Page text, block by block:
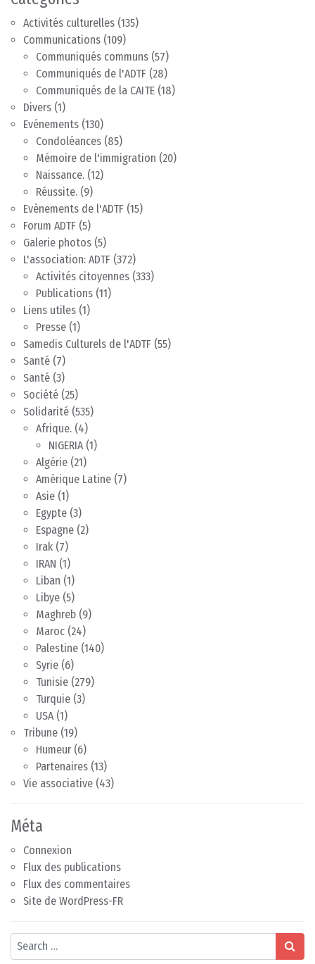
Activités culturelles (135)
Communications (109)
Communiqués communs (57)
Communiqués de l'ADTF (28)
Communiqués de la CAITE (18)
Divers (1)
Evénements (130)
Condoléances (85)
Mémoire de l'immigration (20)
Naissance. (12)
Réussite. (9)
Evènements de l'ADTF (15)
Forum ADTF (5)
Galerie photos (5)
L'association: ADTF (372)
Activités citoyennes (333)
Publications (11)
Liens utiles (1)
Presse (1)
Samedis Culturels de l'ADTF (55)
Santé (7)
Santé (3)
Société (25)
Solidarité (535)
Afrique. (4)
NIGERIA(1)
Algérie (21)
Amérique Latine (7)
Asie (1)
Egypte (3)
Espagne (2)
Irak (7)
IRAN (1)
Liban (1)
Libye (5)
Maghreb (9)
Maroc (24)
Palestine (140)
Syrie (6)
Tunisie (279)
Turquie (3)
USA(1)
Tribune (19)
Humeur (6)
Partenaires (13)
Vie associative (43)
Méta
Connexion
Flux des publications
Flux des commentaires
Site de WordPress-FR
Search